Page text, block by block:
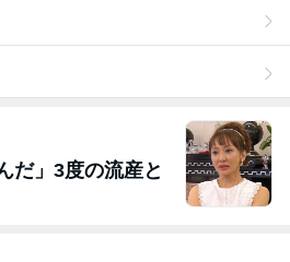
だ」3度の流産と